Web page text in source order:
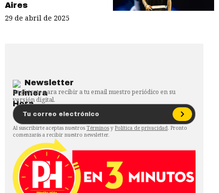
Aires
29 de abril de 2025
Newsletter
Regístrate para recibir a tu email nuestro periódico en su
versión digital.
Al suscribirte aceptas nuestros Términos y Política de privacidad. Pronto
comenzarás a recibir nuestro newsletter.